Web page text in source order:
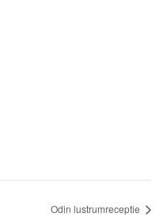
Odin lustrumreceptie